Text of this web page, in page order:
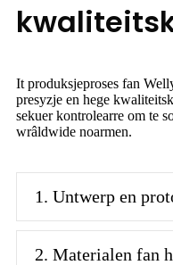
It produksjeproses fan
presyzje en hege
sekuer kontrolearre om te
wrâldwide noarmen.
1. Untwerp en
2. Materialen fan